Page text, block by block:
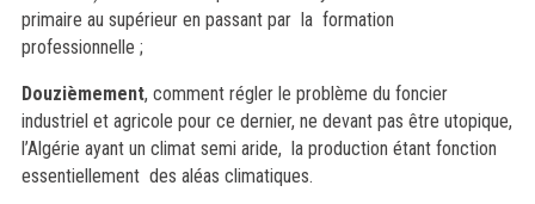
primaire au supérieur en passant par la formation
professionnelle ;
Douzièmement, comment régler le problème du foncier
industriel et agricole pour ce dernier, ne devant pas être utopique,
l’Algérie ayant un climat semi aride, la production étant fonction
essentiellement des aléas climatiques.